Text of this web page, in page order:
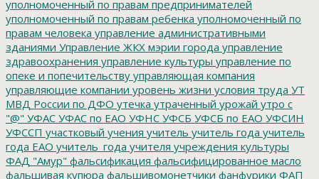
уполномоченный по правам предпринимателей
уполномоченный по правам ребенка уполномоченный по
правам человека управление административными
зданиями Управление ЖКХ мэрии города управление
здравоохранения управление культуры управление по
опеке и попечительству управляющая компания
управляющие компании уровень жизни условия труда УТ
МВД России по ДФО утечка утраченный урожай утро с
"@" УФАС УФАС по ЕАО УФНС УФСБ УФСБ по ЕАО УФСИН
УФССП участковый учения учитель учитель года учитель
года ЕАО учитель_года учителя учреждения культуры
ФАД "Амур" фальсификация фальсифицированное масло
фальшивая купюра фальшивомонетчики фанфурики ФАП